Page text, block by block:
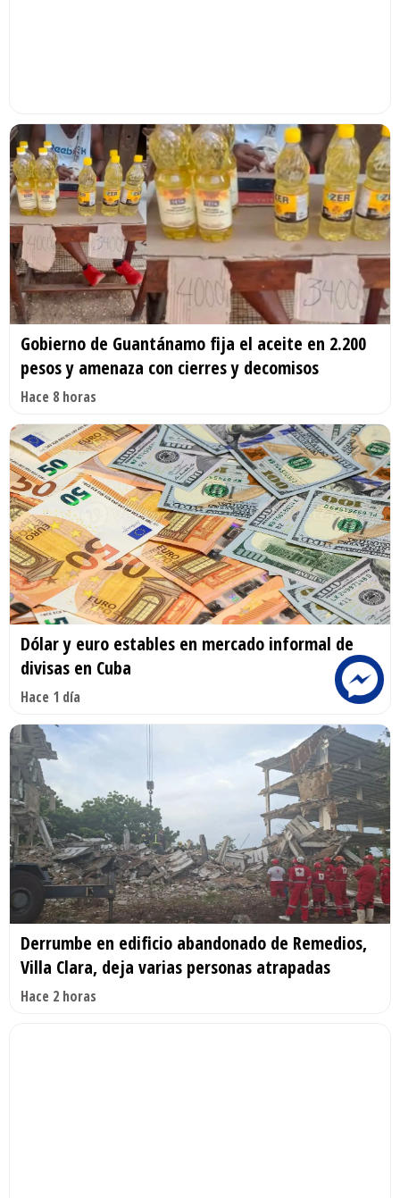
Gobierno de Guantánamo fija el aceite en 2.200
pesos y amenaza con cierres y decomisos
Hace 8 horas
Dólar y euro estables en mercado informal de
divisas en Cuba
Hace 1 día
Derrumbe en edificio abandonado de Remedios,
Villa Clara, deja varias personas atrapadas
Hace 2 horas